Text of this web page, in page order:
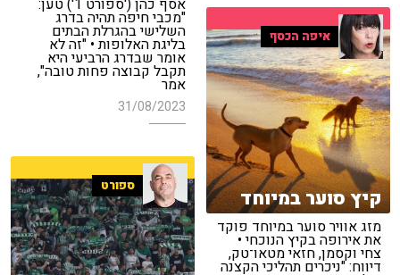
אסף כהן ('ספורט 1') טען:
"מכבי חיפה תהיה בדרג
השלישי בהגרלת הבתים
בליגת האלופות • "זה לא
אומר שבדרג הרביעי היא
תקבל קבוצה פחות טובה",
אמר
31/08/2023
איפה הכסף
קיץ סוער במיוחד
מזג אוויר סוער במיוחד פוקד
את אירופה בקיץ הנוכחי •
צחי וקסמן, חזאי מטאו־טק,
דיווח: "ניכרים תהליכי הקצנה
ספורט